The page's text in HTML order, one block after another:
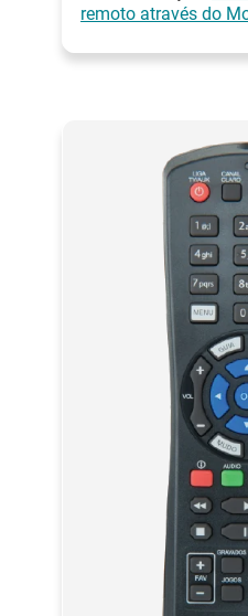
remoto através do